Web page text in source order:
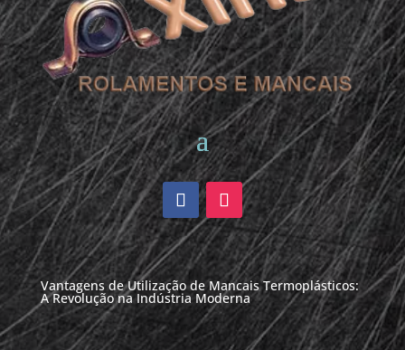
Vantagens de Utilização de Mancais Termoplásticos:
A Revolução na Indústria Moderna